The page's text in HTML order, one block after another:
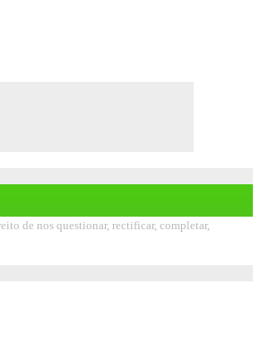
de nos questionar, rectificar, completar,